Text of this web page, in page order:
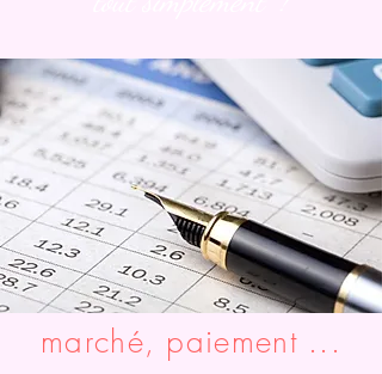
marché, paiement ...